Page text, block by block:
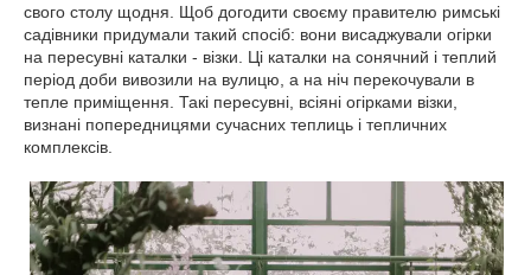
свого столу щодня. Щоб догодити своєму правителю римські
садівники придумали такий спосіб: вони висаджували огірки
на пересувні каталки - візки. Ці каталки на сонячний і теплий
період доби вивозили на вулицю, а на ніч перекочували в
тепле приміщення. Такі пересувні, всіяні огірками візки,
визнані попередницями сучасних теплиць і тепличних
комплексів.